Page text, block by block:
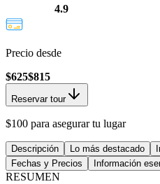
4.9
Precio desde
$625$815
Reservar tour
$100 para asegurar tu lugar
Descripción Lo más destacado
Fechas y Precios
Información
RESUMEN